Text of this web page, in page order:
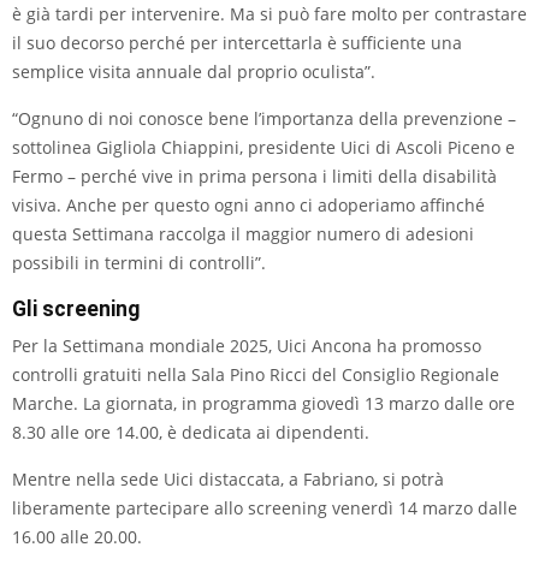
è già tardi per intervenire. Ma si può fare molto per contrastare
il suo decorso perché per intercettarla è sufficiente una
semplice visita annuale dal proprio oculista”.
“Ognuno di noi conosce bene l’importanza della prevenzione –
sottolinea Gigliola Chiappini, presidente Uici di Ascoli Piceno e
Fermo – perché vive in prima persona i limiti della disabilità
visiva. Anche per questo ogni anno ci adoperiamo affinché
questa Settimana raccolga il maggior numero di adesioni
possibili in termini di controlli”.
Gli screening
Per la Settimana mondiale 2025, Uici Ancona ha promosso
controlli gratuiti nella Sala Pino Ricci del Consiglio Regionale
Marche. La giornata, in programma giovedì 13 marzo dalle ore
8.30 alle ore 14.00, è dedicata ai dipendenti.
Mentre nella sede Uici distaccata, a Fabriano, si potrà
liberamente partecipare allo screening venerdì 14 marzo dalle
16.00 alle 20.00.